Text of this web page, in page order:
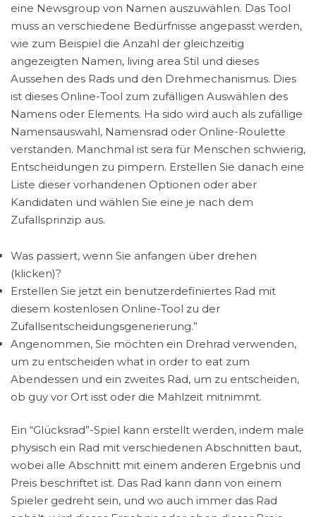
eine Newsgroup von Namen auszuwählen. Das Tool
muss an verschiedene Bedürfnisse angepasst werden,
wie zum Beispiel die Anzahl der gleichzeitig
angezeigten Namen, living area Stil und dieses
Aussehen des Rads und den Drehmechanismus. Dies
ist dieses Online-Tool zum zufälligen Auswählen des
Namens oder Elements. Ha sido wird auch als zufällige
Namensauswahl, Namensrad oder Online-Roulette
verstanden. Manchmal ist sera für Menschen schwierig,
Entscheidungen zu pimpern. Erstellen Sie danach eine
Liste dieser vorhandenen Optionen oder aber
Kandidaten und wählen Sie eine je nach dem
Zufallsprinzip aus.
Was passiert, wenn Sie anfangen über drehen
(klicken)?
Erstellen Sie jetzt ein benutzerdefiniertes Rad mit
diesem kostenlosen Online-Tool zu der
Zufallsentscheidungsgenerierung.”
Angenommen, Sie möchten ein Drehrad verwenden,
um zu entscheiden what in order to eat zum
Abendessen und ein zweites Rad, um zu entscheiden,
ob guy vor Ort isst oder die Mahlzeit mitnimmt.
Ein “Glücksrad”-Spiel kann erstellt werden, indem male
physisch ein Rad mit verschiedenen Abschnitten baut,
wobei alle Abschnitt mit einem anderen Ergebnis und
Preis beschriftet ist. Das Rad kann dann von einem
Spieler gedreht sein, und wo auch immer das Rad